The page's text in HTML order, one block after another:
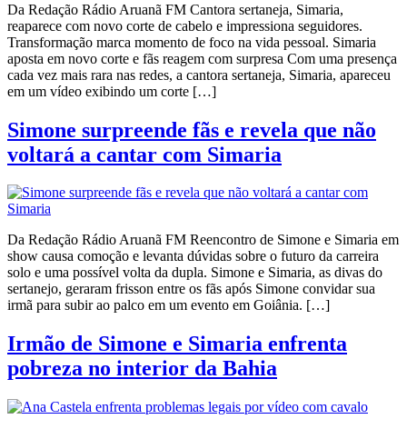
Da Redação Rádio Aruanã FM Cantora sertaneja, Simaria,
reaparece com novo corte de cabelo e impressiona seguidores.
Transformação marca momento de foco na vida pessoal. Simaria
aposta em novo corte e fãs reagem com surpresa Com uma presença
cada vez mais rara nas redes, a cantora sertaneja, Simaria, apareceu
em um vídeo exibindo um corte […]
Simone surpreende fãs e revela que não
voltará a cantar com Simaria
Da Redação Rádio Aruanã FM Reencontro de Simone e Simaria em
show causa comoção e levanta dúvidas sobre o futuro da carreira
solo e uma possível volta da dupla. Simone e Simaria, as divas do
sertanejo, geraram frisson entre os fãs após Simone convidar sua
irmã para subir ao palco em um evento em Goiânia. […]
Irmão de Simone e Simaria enfrenta
pobreza no interior da Bahia